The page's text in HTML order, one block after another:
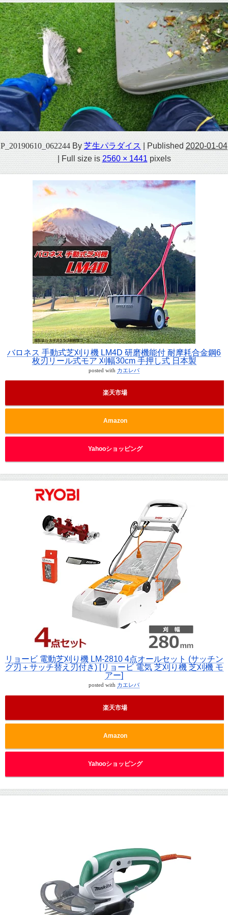
P_20190610_062244 By 芝生パラダイス Published 2020-01-04
| Full size is 2560 × 1441 pixels
バロネス 手動式芝刈り機 LM4D 研磨機能付 耐摩耗合金鋼6
枚刃リール式モア 刈幅30cm 手押し式 日本製
posted with カエレバ
楽天市場
Amazon
Yahooショッピング
リョービ 電動芝刈り機 LM-2810 4点オールセット (サッチン
グ刃＋サッチ替え刃付き) [リョービ 電気 芝刈り機 芝刈機 モ
アー]
posted with カエレバ
楽天市場
Amazon
Yahooショッピング